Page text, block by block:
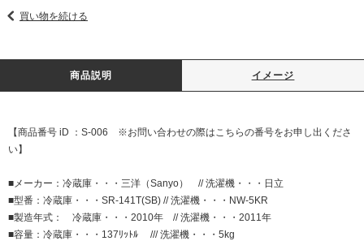
買い物を続ける
商品説明 イメージ
【商品番号 iD ：S-006 ※お問い合わせの際はこちらの番号をお申し出くださ
い】
■メーカー：冷蔵庫・・・三洋（Sanyo） // 洗濯機・・・日立
■型番：冷蔵庫・・・SR-141T(SB) // 洗濯機・・・NW-5KR
■製造年式： 冷蔵庫・・・2010年 // 洗濯機・・・2011年
■容量：冷蔵庫・・・137ﾘｯﾄﾙ /// 洗濯機・・・5kg